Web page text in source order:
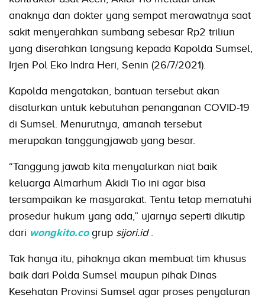
anaknya dan dokter yang sempat merawatnya saat
sakit menyerahkan sumbang sebesar Rp2 triliun
yang diserahkan langsung kepada Kapolda Sumsel,
Irjen Pol Eko Indra Heri, Senin (26/7/2021).
Kapolda mengatakan, bantuan tersebut akan
disalurkan untuk kebutuhan penanganan COVID-19
di Sumsel. Menurutnya, amanah tersebut
merupakan tanggungjawab yang besar.
“Tanggung jawab kita menyalurkan niat baik
keluarga Almarhum Akidi Tio ini agar bisa
tersampaikan ke masyarakat. Tentu tetap mematuhi
prosedur hukum yang ada,” ujarnya seperti dikutip
dari wongkito.cogrup sijori.id.
Tak hanya itu, pihaknya akan membuat tim khusus
baik dari Polda Sumsel maupun pihak Dinas
Kesehatan Provinsi Sumsel agar proses penyaluran